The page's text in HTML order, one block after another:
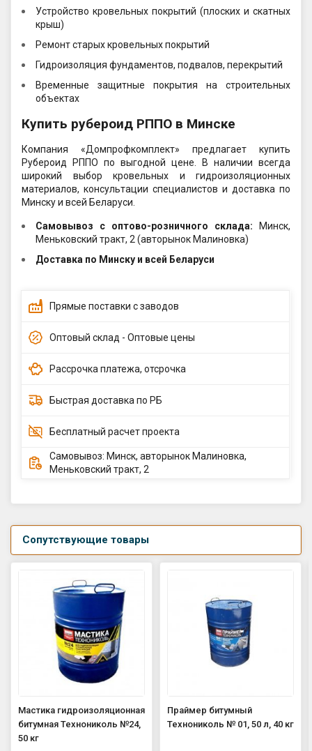
Устройство кровельных покрытий (плоских и скатных
крыш)
Ремонт старых кровельных покрытий
Гидроизоляция фундаментов, подвалов, перекрытий
Временные защитные покрытия на строительных
объектах
Купить рубероид РППО в Минске
Компания «Домпрофкомплект» предлагает купить
Рубероид РППО по выгодной цене. В наличии всегда
широкий выбор кровельных и гидроизоляционных
материалов, консультации специалистов и доставка по
Минску и всей Беларуси.
Самовывоз c оптово-розничного склада: Минск,
Меньковский тракт, 2 (авторынок Малиновка)
Доставка по Минску и всей Беларуси
Прямые поставки с заводов
Оптовый склад - Оптовые цены
Рассрочка платежа, отсрочка
Быстрая доставка по РБ
Бесплатный расчет проекта
Самовывоз: Минск, авторынок Малиновка,
Меньковский тракт, 2
Сопутствующие товары
Мастика гидроизоляционная
битумная Технониколь №24,
50 кг
Праймер битумный
Технониколь № 01, 50 л, 40 кг